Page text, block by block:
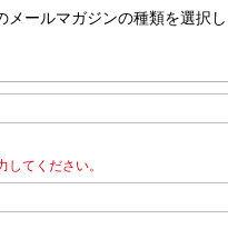
ールマガジンの種類を選択し
てください。